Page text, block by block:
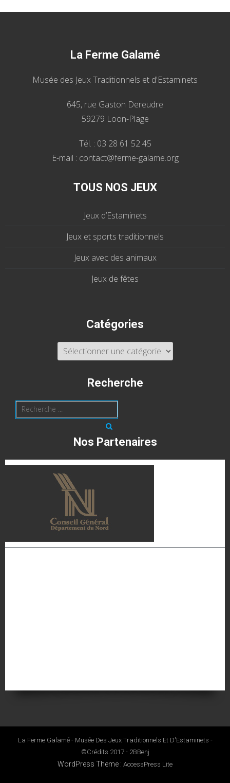
La Ferme Galamé
Musée des Jeux Traditionnels et d'Estaminets
645, rue Gaston Dereudre
59279 Loon-Plage
Tél. : 03 28 61 52 45
E-mail : contact@ferme-galame.org
TOUS NOS JEUX
Jeux d’Estaminets
Jeux et sports traditionnels
Jeux avec des animaux
Jeux de fêtes
Catégories
Catégories
Recherche
Nos Partenaires
La Ferme Galamé - Musée Des Jeux Traditionnels Et D'Estaminets -
©Crédits 2017 - 2BBenj
WordPress Theme : AccessPress Lite